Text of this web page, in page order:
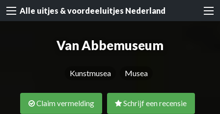
Alle uitjes & voordeeluitjes Nederland
Van Abbemuseum
Kunstmusea Musea
Claim vermelding Schrijf een recensie